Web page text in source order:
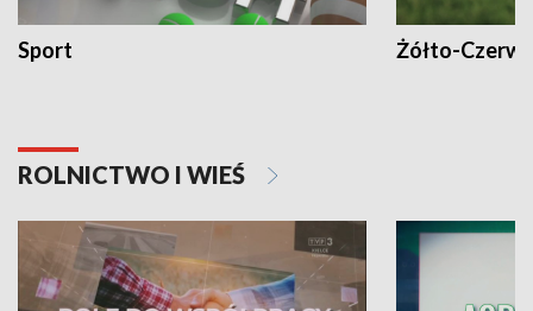
Sport Żółto-
ROLNICTWO I WIEŚ